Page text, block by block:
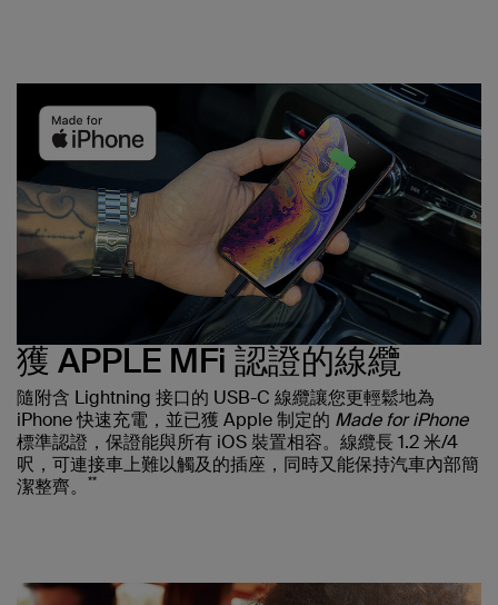
獲 APPLE MFi 認證的線纜
隨附含 Lightning 接口的 USB-C 線纜讓您更輕鬆地為
iPhone 快速充電，並已獲 Apple 制定的 Made for iPhone
標準認證，保證能與所有 iOS 裝置相容。線纜長 1.2 米/4
呎，可連接車上難以觸及的插座，同時又能保持汽車內部簡
潔整齊。
**